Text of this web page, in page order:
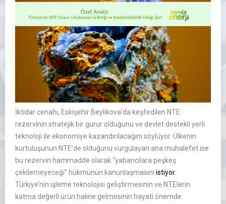
İktidar cenahı, Eskişehir Beylikova’da keşfedilen NTE
rezervinin stratejik bir gurur olduğunu ve devlet destekli yerli
teknoloji ile ekonomiye kazandırılacağını söylüyor. Ülkenin
kurtuluşunun NTE’de olduğunu vurgulayan ana muhalefet ise
bu rezervin hammadde olarak ‘‘yabancılara peşkeş
çekilemeyeceği’’ hükmünün kanunlaşmasını istiyor.
Türkiye’nin işleme teknolojisi geliştirmesinin ve NTElerin
katma değerli ürün haline gelmesinin hayati önemde